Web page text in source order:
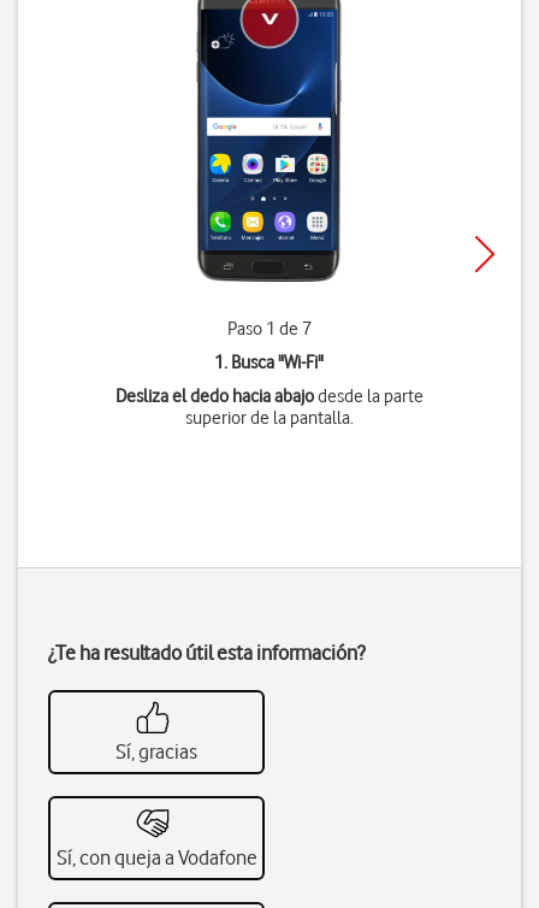
Paso 1 de 7
1. Busca "Wi-Fi"
Desliza el dedo hacia abajodesde la parte
superior de la pantalla.
¿Te ha resultado útil esta información?
Sí, gracias
Sí, con queja a Vodafone